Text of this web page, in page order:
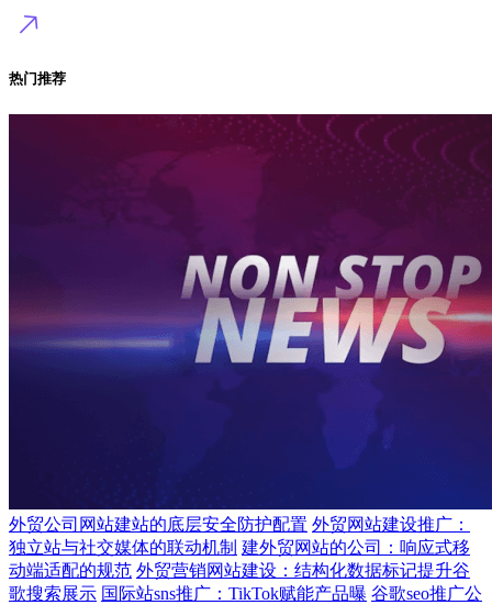
热门推荐
外贸公司网站建站的底层安全防护配置 外贸网站建设推广：
独立站与社交媒体的联动机制 建外贸网站的公司：响应式移
动端适配的规范 外贸营销网站建设：结构化数据标记提升谷
歌搜索展示 国际站sns推广：TikTok赋能产品曝 谷歌seo推广公